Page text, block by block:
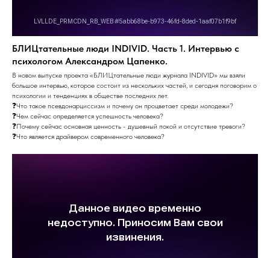
БЛИЦтательные люди INDIVID. Часть 1. Интервью с
психологом Александром Цапенко.
В новом выпуске проекта «БЛИЦтательные люди журнала INDIVID» мы взяли
большое интервью, которое состоит из нескольких частей, и сегодня поговорим о
психологии и тенденциях в обществе последних лет.
❓Что такое псевдонарциссизм и почему он процветает среди молодежи?
❓Чем сейчас определяется успешность человека?
❓Почему сейчас основная ценность - душевный покой и отсутствие тревоги?
❓Что является драйвером современного человека?